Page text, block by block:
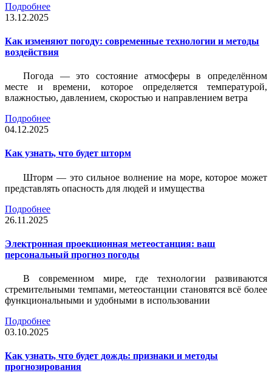
Подробнее
13.12.2025
Как изменяют погоду: современные технологии и методы
воздействия
Погода — это состояние атмосферы в определённом
месте и времени, которое определяется температурой,
влажностью, давлением, скоростью и направлением ветра
Подробнее
04.12.2025
Как узнать, что будет шторм
Шторм — это сильное волнение на море, которое может
представлять опасность для людей и имущества
Подробнее
26.11.2025
Электронная проекционная метеостанция: ваш
персональный прогноз погоды
В современном мире, где технологии развиваются
стремительными темпами, метеостанции становятся всё более
функциональными и удобными в использовании
Подробнее
03.10.2025
Как узнать, что будет дождь: признаки и методы
прогнозирования